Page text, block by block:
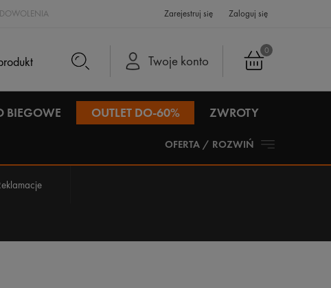
Zarejestruj się Zaloguj się
0
Twoje konto
BIEGOWE OUTLET DO-60% ZWROTY
OFERTA / ROZWIŃ